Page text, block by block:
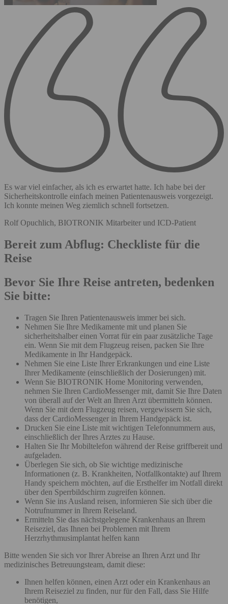
Es war viel einfacher, als ich es erwartet hatte. Ich habe bei der
Sicherheitskontrolle einfach meinen Patientenausweis vorgezeigt.
Ich konnte meinen Weg ziemlich schnell fortsetzen.
Rolf Opuchlich, BIOTRONIK Mitarbeiter und ICD-Patient
Bereit zum Abflug: Checkliste für die
Reise
Bevor Sie Ihre Reise antreten, bedenken
Sie bitte:
Tragen Sie Ihren Patientenausweis immer bei sich.
Nehmen Sie Ihre Medikamente mit und planen Sie
sicherheitshalber einen Vorrat für ein paar zusätzliche Tage
ein. Wenn Sie mit dem Flugzeug reisen, packen Sie Ihre
Medikamente in Ihr Handgepäck.
Nehmen Sie eine Liste Ihrer Erkrankungen und eine Liste
Ihrer Medikamente (einschließlich der Dosierungen) mit.
Wenn Sie BIOTRONIK Home Monitoring verwenden,
nehmen Sie Ihren CardioMessenger mit, damit Sie Ihre Daten
von überall auf der Welt an Ihren Arzt übermitteln können.
Wenn Sie mit dem Flugzeug reisen, vergewissern Sie sich,
dass der CardioMessenger in Ihrem Handgepäck ist.
Drucken Sie eine Liste mit wichtigen Telefonnummern aus,
einschließlich der Ihres Arztes zu Hause.
Halten Sie Ihr Mobiltelefon während der Reise griffbereit und
aufgeladen.
Überlegen Sie sich, ob Sie wichtige medizinische
Informationen (z. B. Krankheiten, Notfallkontakte) auf Ihrem
Handy speichern möchten, auf die Ersthelfer im Notfall direkt
über den Sperrbildschirm zugreifen können.
Wenn Sie ins Ausland reisen, informieren Sie sich über die
Notrufnummer in Ihrem Reiseland.
Ermitteln Sie das nächstgelegene Krankenhaus an Ihrem
Reiseziel, das Ihnen bei Problemen mit Ihrem
Herzrhythmusimplantat helfen kann
Bitte wenden Sie sich vor Ihrer Abreise an Ihren Arzt und Ihr
medizinisches Betreuungsteam, damit diese:
Ihnen helfen können, einen Arzt oder ein Krankenhaus an
Ihrem Reiseziel zu finden, nur für den Fall, dass Sie Hilfe
benötigen,